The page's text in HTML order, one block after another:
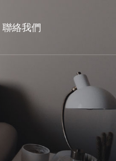
聯絡我們